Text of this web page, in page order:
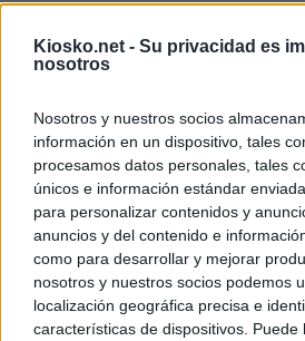
Kiosko.net - Su privacidad es
nosotros
Nosotros y nuestros socios
información en un dispositivo, tales
procesamos datos personales, tales
únicos e información estándar
para personalizar contenidos y
anuncios y del contenido e
como para desarrollar y mejorar
nosotros y nuestros socios podemos
localización geográfica precisa e
características de dispositivos. Puede
© Kiosko.net Aviso Legal Privacidad